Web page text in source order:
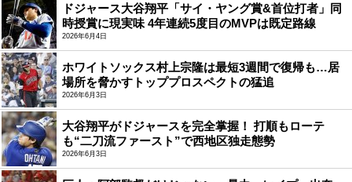
ドジャース大谷翔平「サイ・ヤング賞&首位打者」同
時授賞に現実味 4年連続5度目のMVPは既定路線
2026年6月4日
ホワイトソックス村上宗隆は最短3週間で復帰も…居
場所を脅かすトッププロスペクトの猛追
2026年6月3日
大谷翔平がドジャースを完全掌握！ 打順もローテ
も“二刀流ファースト”で西地区独走態勢
2026年6月3日